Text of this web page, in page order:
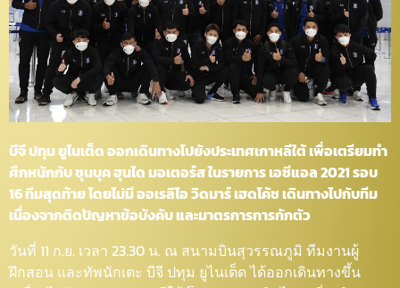
บีจี ปทุม ยูไนเต็ด ออกเดินทางไปยังประเทศเกาหลีใต้ เพื่อเตรียมทำ
ศึกหนักกับ ชุนบุค ฮุนได มอเตอร์ส ในรายการ เอซีแอล 2021 รอบ
16 ทีมสุดท้าย โดยไม่มี ออเรลิโอ วิดมาร์ เฮดโค้ช เดินทางไปกับทีม
เนื่องจากติดปัญหาข้อบังคับ และมาตรการการกักตัว
วันที่ 11 ก.ย. เวลา 23.30 น. ณ สนามบินสุวรรณภูมิ ทีมงานผู้
ฝึกสอน และทัพนักเตะ บีจี ปทุม ยูไนเต็ด ได้ออกเดินทางขึ้น